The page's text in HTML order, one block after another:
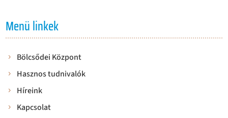
Menü linkek
Bölcsődei Központ
Hasznos tudnivalók
Híreink
Kapcsolat